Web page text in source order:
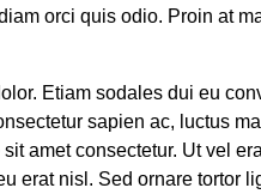
orci quis odio. Proin at
Etiam sodales dui eu
sapien ac, luctus
amet consectetur. Ut vel
nisl. Sed ornare tortor